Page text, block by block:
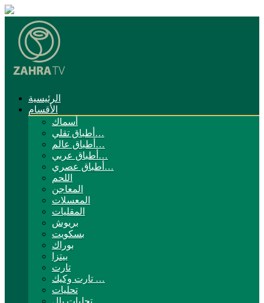
الرئيسية
الأقسام
أسماك
أطباق تقلي…
أطباق عالم…
أطباق عربي…
أطباق عصري…
اللحم
المعاجن
المعسلات
المقليات
بريوش
بسكويت
بوراك
بيتزا
تارت
تارت وكيك …
تحليات
تحليات بال…